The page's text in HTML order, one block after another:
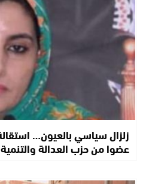
عضوا من حزب العدالة والتنمية